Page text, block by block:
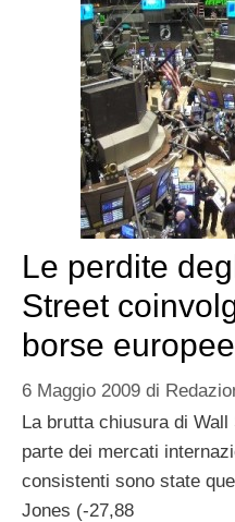
Le perdite
Street
borse europee
6 Maggio 2009 di
La brutta chiusura di
parte dei mercati
consistenti sono state
Jones (-27,88